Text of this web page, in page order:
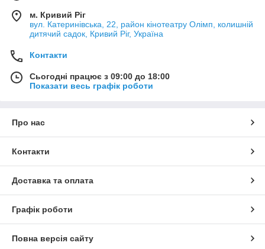
м. Кривий Ріг
вул. Катеринівська, 22, район кінотеатру Олімп, колишній
дитячий садок, Кривий Ріг, Україна
Контакти
Сьогодні працює з 09:00 до 18:00
Показати весь графік роботи
Про нас
Контакти
Доставка та оплата
Графік роботи
Повна версія сайту